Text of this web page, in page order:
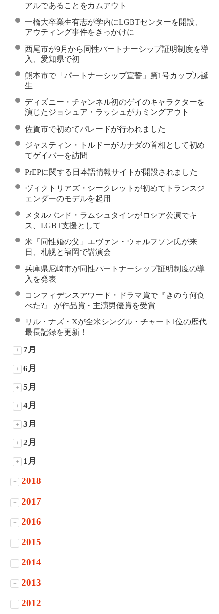
アルであることをカムアウト
一橋大卒業生有志が学内にLGBTセンターを開設、
アウティング事件をきっかけに
西尾市が9月から同性パートナーシップ証明制度を導
入、愛知県で初
熊本市で「パートナーシップ宣誓」第1号カップル誕
生
ディズニー・チャンネル初のゲイのキャラクターを
演じたジョシュア・ラッシュがカミングアウト
佐賀市で初めてパレードが行われました
ジャスティン・トルドーがカナダの首相として初め
てゲイバーを訪問
PrEPに関する日本語情報サイトが開設されました
ヴィクトリアズ・シークレットが初めてトランスジ
ェンダーのモデルを起用
メタルバンド・ラムシュタインがロシア公演でキ
ス、LGBT支援として
米「同性婚の父」エヴァン・ウォルフソン氏が来
日、札幌と福岡で講演会
兵庫県尼崎市が同性パートナーシップ証明制度の導
入を発表
コンフィデンスアワード・ドラマ賞で『きのう何食
べた?』 が作品賞・主演男優賞を受賞
リル・ナズ・Xが全米シングル・チャート1位の歴代
最長記録を更新！
+ 7月
+ 6月
+ 5月
+ 4月
+ 3月
+ 2月
+ 1月
+ 2018
+ 2017
+ 2016
+ 2015
+ 2014
+ 2013
+ 2012